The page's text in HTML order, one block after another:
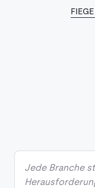
Jede Branche